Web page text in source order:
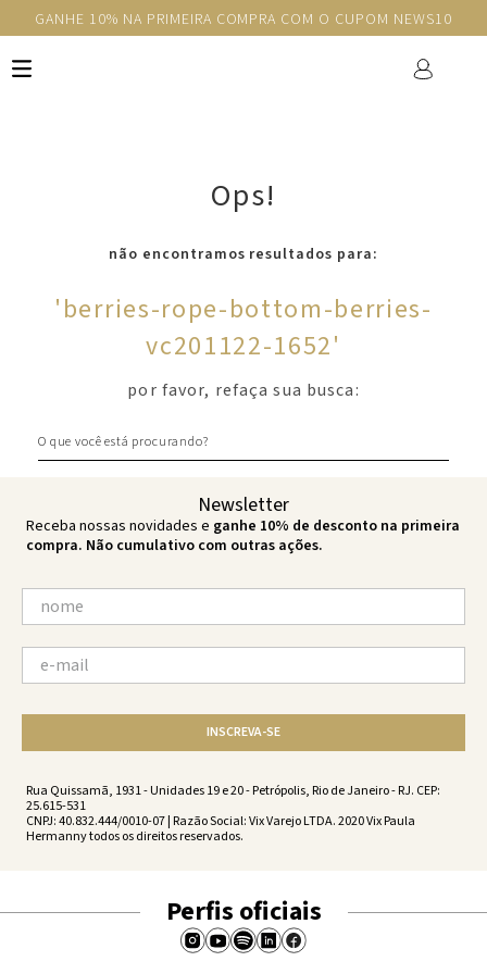
GANHE 10% NA PRIMEIRA COMPRA COM O CUPOM NEWS10
Ops!
não encontramos resultados para:
'berries-rope-bottom-berries-
vc201122-1652'
por favor, refaça sua busca:
Newsletter
Receba nossas novidades e ganhe 10% de desconto na primeira
compra. Não cumulativo com outras ações.
INSCREVA-SE
Rua Quissamã, 1931 - Unidades 19 e 20 - Petrópolis, Rio de Janeiro - RJ. CEP:
25.615-531
CNPJ: 40.832.444/0010-07 | Razão Social: Vix Varejo LTDA. 2020 Vix Paula
Hermanny todos os direitos reservados.
Perfis oficiais